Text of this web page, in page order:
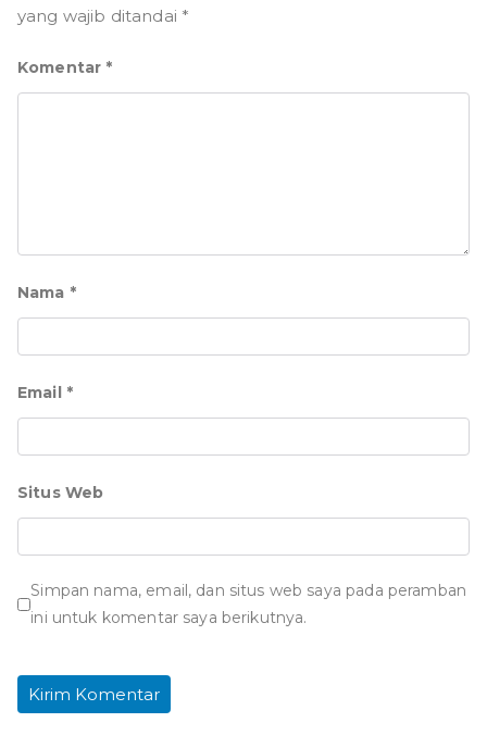
yang wajib ditandai *
Komentar *
Nama *
Email *
Situs Web
Simpan nama, email, dan situs web saya pada peramban
ini untuk komentar saya berikutnya.